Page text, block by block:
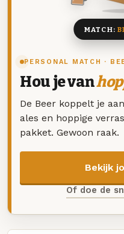
PERSONAL MATCH ·
Hou je van
De Beer koppelt je
ales en hoppige
pakket. Gewoon raak.
Bekijk
Of doe de
MATCH: